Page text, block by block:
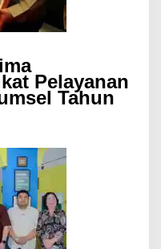
Pelayanan
Tahun